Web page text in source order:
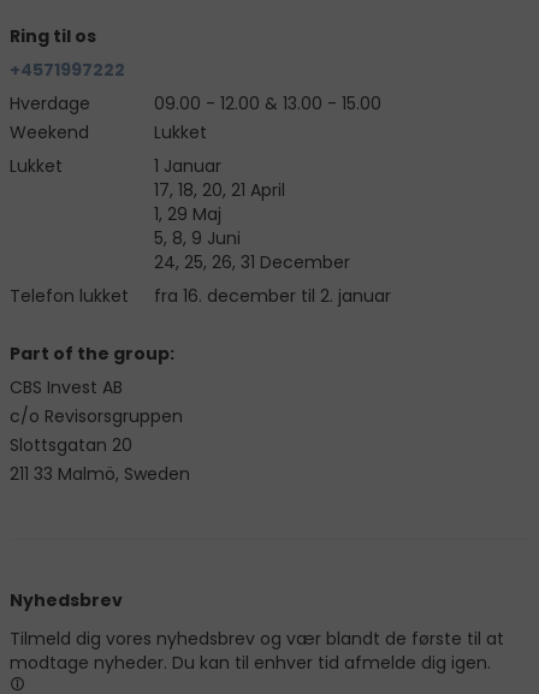
Ring til os
+4571997222
Hverdage
09.00 - 12.00 & 13.00 - 15.00
Weekend
Lukket
Lukket
Telefon lukket
1 Januar
17, 18, 20, 21 April
1, 29 Maj
5, 8, 9 Juni
24, 25, 26, 31 December
fra 16. december til 2. januar
Part of the group:
CBS Invest AB
c/o Revisorsgruppen
Slottsgatan 20
211 33 Malmö, Sweden
Nyhedsbrev
Tilmeld dig vores nyhedsbrev og vær blandt de første til at
modtage nyheder. Du kan til enhver tid afmelde dig igen.